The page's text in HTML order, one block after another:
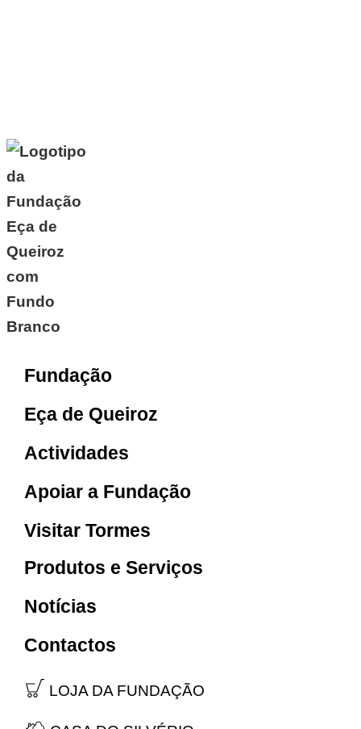
Fundação
Eça de Queiroz
Actividades
Apoiar a Fundação
Visitar Tormes
Produtos e Serviços
Notícias
Contactos
LOJA DA FUNDAÇÃO